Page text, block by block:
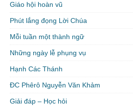
Giáo hội hoàn vũ
Phút lắng đọng Lời Chúa
Mỗi tuần một thành ngữ
Những ngày lễ phụng vụ
Hạnh Các Thánh
ĐC Phêrô Nguyễn Văn Khảm
Giải đáp – Học hỏi